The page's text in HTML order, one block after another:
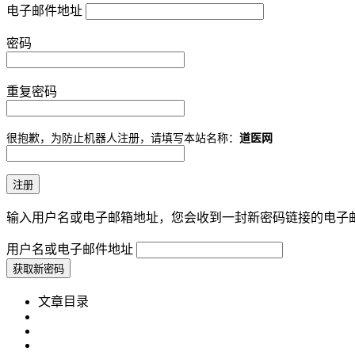
电子邮件地址
密码
重复密码
很抱歉，为防止机器人注册，请填写本站名称： 道医网
输入用户名或电子邮箱地址，您会收到一封新密码链接的电子
用户名或电子邮件地址
文章目录